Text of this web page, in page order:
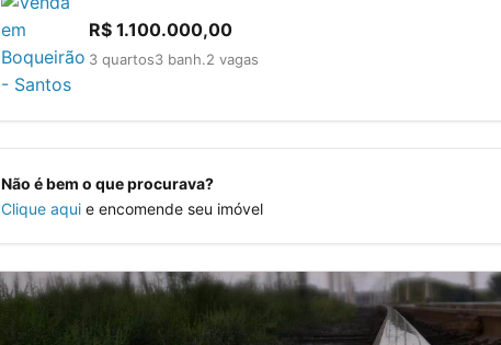
R$ 1.100.000,00
3 quartos3 banh.2 vagas
Não é bem o que procurava?
Clique aqui e encomende seu imóvel